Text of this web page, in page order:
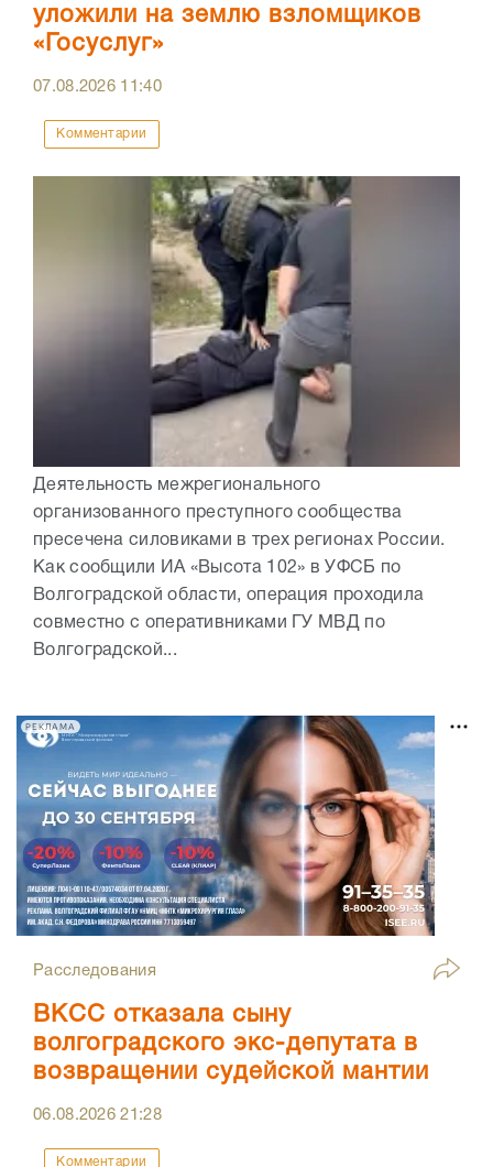
уложили на землю взломщиков
«Госуслуг»
07.08.2026 11:40
Комментарии
Деятельность межрегионального
организованного преступного сообщества
пресечена силовиками в трех регионах России.
Как сообщили ИА «Высота 102» в УФСБ по
Волгоградской области, операция проходила
совместно с оперативниками ГУ МВД по
Волгоградской...
РЕКЛАМА
Расследования
ВКСС отказала сыну
волгоградского экс-депутата в
возвращении судейской мантии
06.08.202621:28
Комментарии